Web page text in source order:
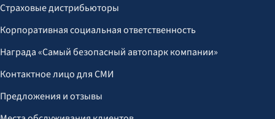
Страховые дистрибьюторы
Корпоративная социальная ответственность
Награда «Самый безопасный автопарк компании»
Контактное лицо для СМИ
Предложения и отзывы